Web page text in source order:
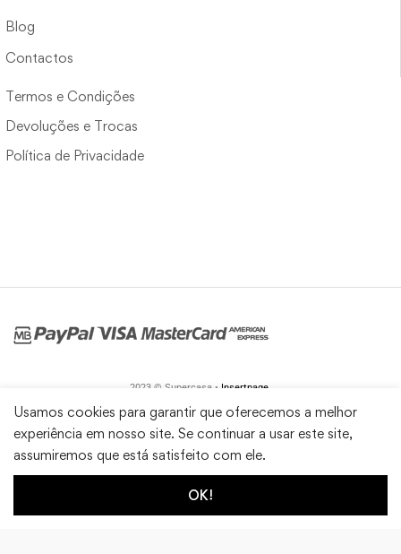
Blog
Contactos
Termos e Condições
Devoluções e Trocas
Política de Privacidade
2023 © Supercasa • Insertpage
Usamos cookies para garantir que oferecemos a melhor
experiência em nosso site. Se continuar a usar este site,
assumiremos que está satisfeito com ele.
OK!
1